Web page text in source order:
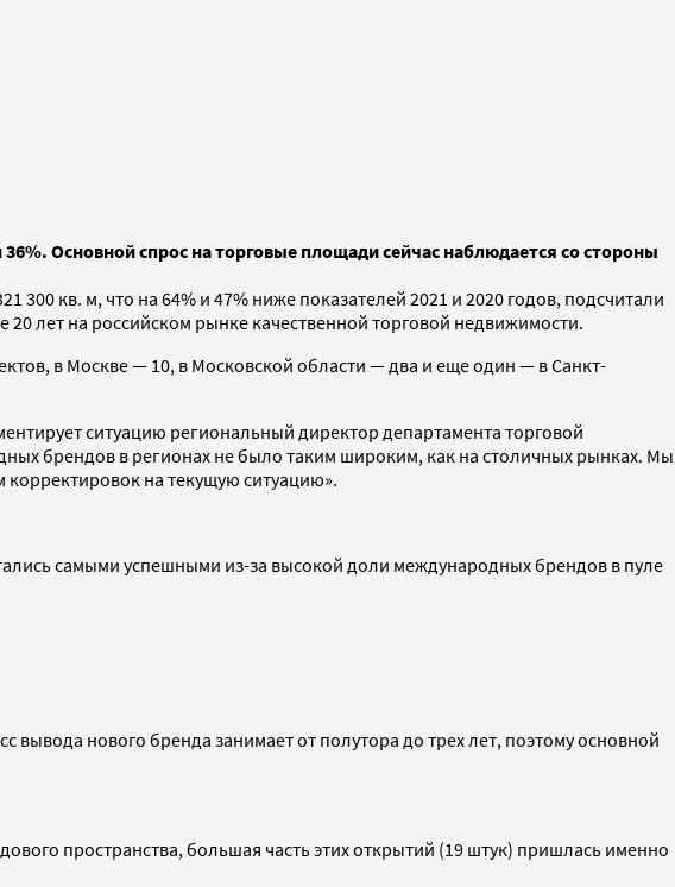
Основной спрос на торговые площади сейчас наблюдается со стороны
кв. м, что на 64% и 47% ниже показателей 2021 и 2020 годов, подсчитали
лет на российском рынке качественной торговой недвижимости.
в Москве — 10, в Московской области — два и еще один — в Санкт-
ситуацию региональный директор департамента торговой
брендов в регионах не было таким широким, как на столичных рынках. Мы
на текущую ситуацию».
самыми успешными из-за высокой доли международных брендов в пуле
нового бренда занимает от полутора до трех лет, поэтому основной
пространства, большая часть этих открытий (19 штук) пришлась именно